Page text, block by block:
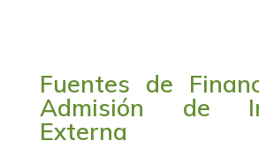
Fuentes de
Admisión de
Externa